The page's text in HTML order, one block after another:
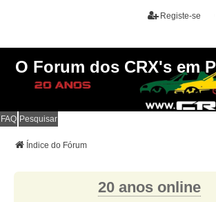
Registe-se
O Forum dos CRX's em
FAQ Pesquisar
Índice do Fórum
20 anos online